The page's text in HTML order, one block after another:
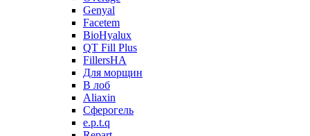
Genyal
Facetem
BioHyalux
QT Fill Plus
FillersHA
Для морщин
В лоб
Aliaxin
Сферогель
e.p.t.q